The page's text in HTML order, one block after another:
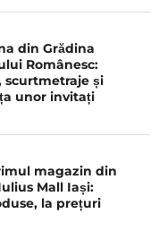
din Grădina
Românesc:
scurtmetraje și
unor invitați
magazin din
Mall Iași:
la prețuri